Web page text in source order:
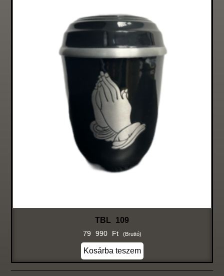
TBL 109
79 990 Ft (bruttó)
Kosárba teszem